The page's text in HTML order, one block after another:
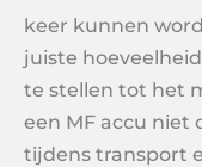
keer kunnen
juiste
te stellen tot het
een MF accu niet
tijdens transport